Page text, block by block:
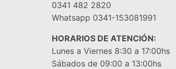
0341 482 2820
Whatsapp 0341-153081991
HORARIOS DE ATENCIÓN:
Lunes a Viernes 8:30 a 17:00hs
Sábados de 09:00 a 13:00hs